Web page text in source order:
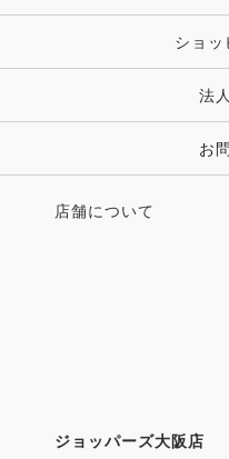
●新連載スタート！
第一線で活躍するトッ
森 裕悟（クレイン東
●JL Urashima's Box
・最新、馬運車事情
ショッ
法
お
店舗について
ジョッパーズ大阪店